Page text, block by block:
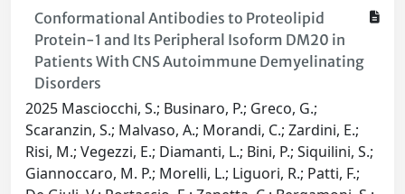
Conformational Antibodies to Proteolipid
Protein-1 and Its Peripheral Isoform DM20 in
Patients With CNS Autoimmune Demyelinating
Disorders
2025 Masciocchi, S.; Businaro, P.; Greco, G.;
Scaranzin, S.; Malvaso, A.; Morandi, C.; Zardini, E.;
Risi, M.; Vegezzi, E.; Diamanti, L.; Bini, P.; Siquilini, S.;
Giannoccaro, M. P.; Morelli, L.; Liguori, R.; Patti, F.;